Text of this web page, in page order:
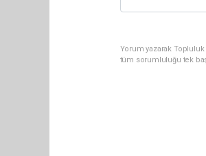
Yorum yazarak Topluluk
tüm sorumluluğu tek